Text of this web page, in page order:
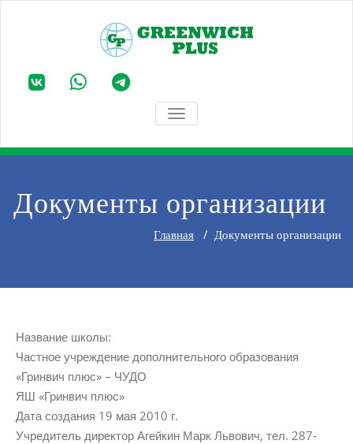
TOGGLE NAVIGATION
Документы организации
Главная / Документы организации
Название школы:
Частное учреждение дополнительного образования
«Гринвич плюс» – ЧУДО
ЯШ «Гринвич плюс»
Дата создания 19 мая 2010 г.
Учредитель директор Агейкин Марк Львович, тел. 287-